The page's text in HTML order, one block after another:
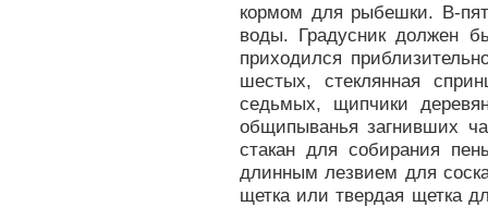
кормом для рыбешки. В-
воды. Градусник должен
приходился
шестых, стеклянная
седьмых, щипчики
общипыванья загнивших
стакан для собирания
длинным лезвием для
щетка или твердая щетка